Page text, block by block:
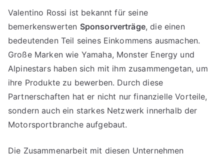
Valentino Rossi ist bekannt für seine
bemerkenswerten Sponsorverträge, die einen
bedeutenden Teil seines Einkommens ausmachen.
Große Marken wie Yamaha, Monster Energy und
Alpinestars haben sich mit ihm zusammengetan, um
ihre Produkte zu bewerben. Durch diese
Partnerschaften hat er nicht nur finanzielle Vorteile,
sondern auch ein starkes Netzwerk innerhalb der
Motorsportbranche aufgebaut.
Die Zusammenarbeit mit diesen Unternehmen